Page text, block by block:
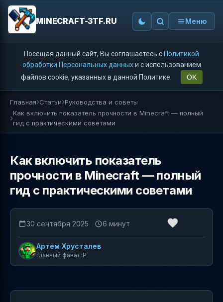
MINECRAFT-3TF.RU Меню
Посещая данный сайт, Вы соглашаетесь с Политикой
обработки Персональных данныхи с использованием
файлов cookie, указанных в данной Политике.
OK
Главная Статьи Руководства и советы
Как включить показатель прочности в Minecraft — полный
гид с практическими советами
Как включить показатель
прочности в Minecraft — полный
гид с практическими советами
30 сентября 2025 6 минут
Артем Хрусталев
главный фанат :P